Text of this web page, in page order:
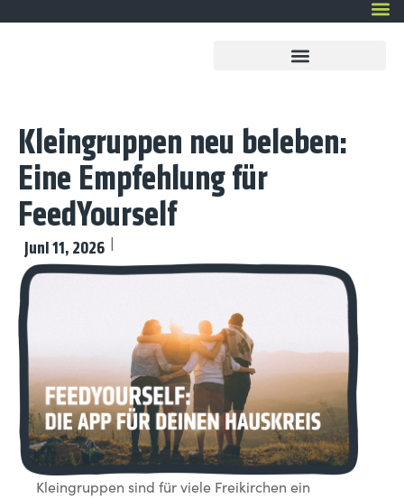
Kleingruppen neu beleben:
Eine Empfehlung für
FeedYourself
Juni 11, 2026
Kleingruppen sind für viele Freikirchen ein